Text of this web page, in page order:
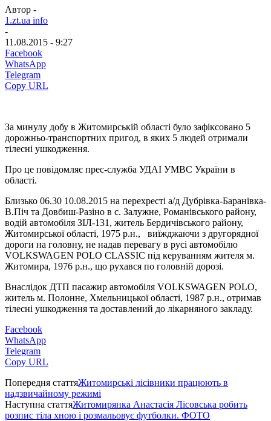
Автор -
1.zt.ua info
-
11.08.2015 - 9:27
Facebook
WhatsApp
Telegram
Copy URL
За минулу добу в Житомирській області було зафіксовано 5
дорожньо-транспортних пригод, в яких 5 людей отримали
тілесні ушкодження.
Про це повідомляє прес-служба УДАІ УМВС України в
області.
Близько 06.30 10.08.2015 на перехресті а/д Дубрівка-Баранівка-
В.Піч та Довбиш-Разіно в с. Залужне, Романівського району,
водій автомобіля ЗІЛ-131, житель Бердичівського району,
Житомирської області, 1975 р.н., виїжджаючи з другорядної
дороги на головну, не надав перевагу в русі автомобілю
VOLKSWAGEN POLO CLASSIС під керуванням жителя м.
Житомира, 1976 р.н., що рухався по головній дорозі.
Внаслідок ДТП пасажир автомобіля VOLKSWAGEN POLO,
житель м. Полонне, Хмельницької області, 1987 р.н., отримав
тілесні ушкодження та доставлений до лікарняного закладу.
Facebook
WhatsApp
Telegram
Copy URL
Попередня статтяЖитомирські лісівники працюють в
надзвичайному режимі
Наступна статтяЖитомирянка Анастасія Лісовська робить
розпис тіла хною і розмальовує футболки. ФОТО